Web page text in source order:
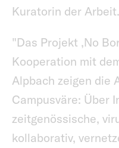
Kuratorin der Arbeit.
"Das Projekt ‚No
Kooperation mit
Alpbach zeigen die
Campusväre: Über
zeitgenössische,
kollaborativ,